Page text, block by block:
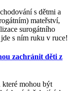
s dětmi a
mateřství,
surogátního
s ním ruku v ruce!
zachránit děti z
které mohou být